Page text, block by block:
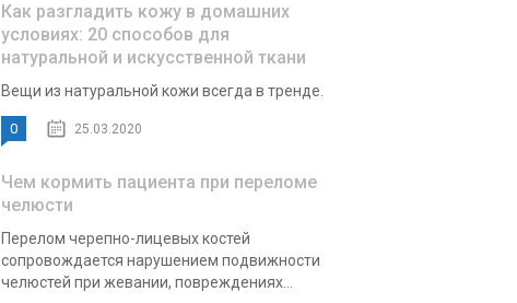
Как разгладить кожу в домашних
условиях: 20 способов для
натуральной и искусственной ткани
Вещи из натуральной кожи всегда в тренде.
0 25.03.2020
Чем кормить пациента при переломе
челюсти
Перелом черепно-лицевых костей
сопровождается нарушением подвижности
челюстей при жевании, повреждениях...